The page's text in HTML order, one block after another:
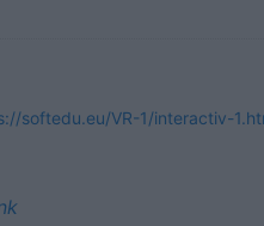
softedu.eu/VR-1/interactiv-